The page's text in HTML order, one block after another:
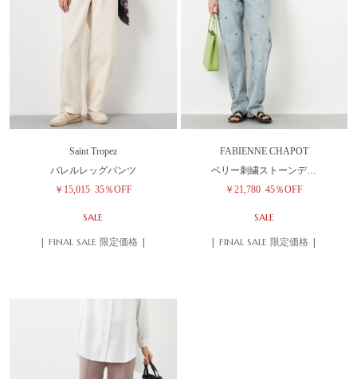
Saint Tropez
バレルレッグパンツ
￥15,015 35％OFF
SALE
| FINAL SALE 限定価格 |
FABIENNE CHAPOT
ベリー刺繍ストーンデ…
￥21,780 45％OFF
SALE
| FINAL SALE 限定価格 |